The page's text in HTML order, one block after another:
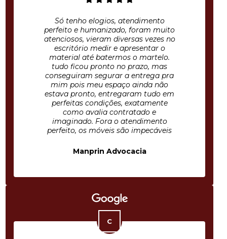
Só tenho elogios, atendimento
perfeito e humanizado, foram muito
atenciosos, vieram diversas vezes no
escritório medir e apresentar o
material até batermos o martelo.
tudo ficou pronto no prazo, mas
conseguiram segurar a entrega pra
mim pois meu espaço ainda não
estava pronto, entregaram tudo em
perfeitas condições, exatamente
como avalia contratado e
imaginado. Fora o atendimento
perfeito, os móveis são impecáveis
Manprin Advocacia